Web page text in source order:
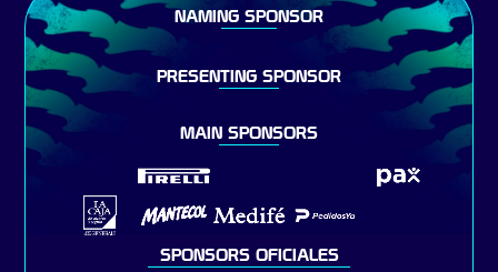
NAMING SPONSOR
PRESENTING SPONSOR
MAIN SPONSORS
SPONSORS OFICIALES